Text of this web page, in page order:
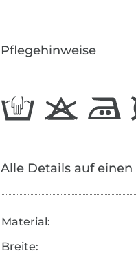
Pflegehinweise
Alle Details auf
Material:
Breite: